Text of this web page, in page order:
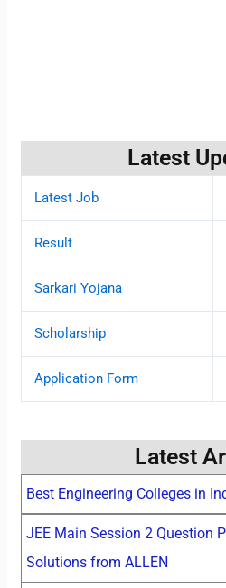
Latest
Latest Job
Result
Sarkari Yojana
Scholarship
Application Form
Latest
Best Engineering Colleges in
JEE Main Session 2 Question
Solutions from ALLEN